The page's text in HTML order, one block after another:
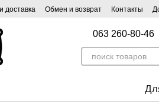
контенту
доставка Обмен и возврат Контакты
063 260-80-46